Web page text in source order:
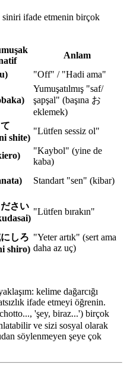
siniri ifade etmenin birçok
Anlam
"Off" / "Hadi ama"
Yumuşatılmış "saf/
şapşal" (başına お
eklemek)
shite)
"Lütfen sessiz ol"
"Kaybol" (yine de
kaba)
Standart "sen" (kibar)
さい
"Lütfen bırakın"
しろ
shiro)
"Yeter artık" (sert ama
daha az uç)
kelime dağarcığı
ifade etmeyi öğrenin.
'şey, biraz...') birçok
ve sizi sosyal olarak
söylenmeyen şeye çok